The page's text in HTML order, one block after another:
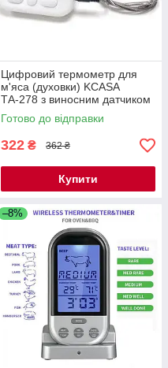
Цифровий термометр для
м'яса (духовки) KCASA
ТА-278 з виносним датчиком
від -50 до 300 °C з виносним
щупом
Готово до відправки
322 ₴ 362 ₴
Купити
–8%